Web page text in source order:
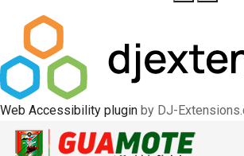
Web Accessibility plugin by DJ-